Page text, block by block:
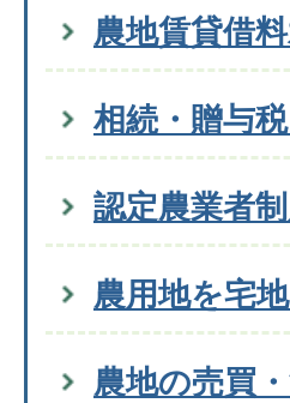
農地賃貸借
相続・贈与
認定農業者
農用地を宅
農地の売買